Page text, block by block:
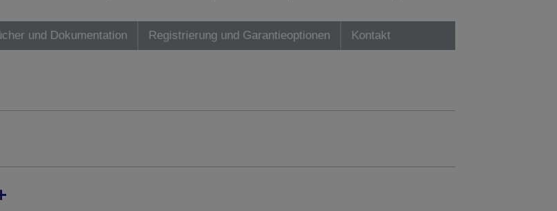
und Dokumentation Registrierung und Garantieoptionen Kontakt